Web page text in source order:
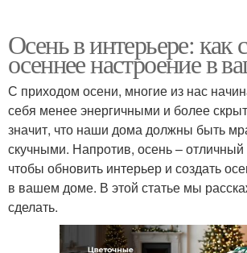
Осень в интерьере: как
осеннее настроение в
С приходом осени, многие из нас
себя менее энергичными и более
значит, что наши дома должны быть
скучными. Напротив, осень – отличный
чтобы обновить интерьер и создать
в вашем доме. В этой статье мы
сделать.